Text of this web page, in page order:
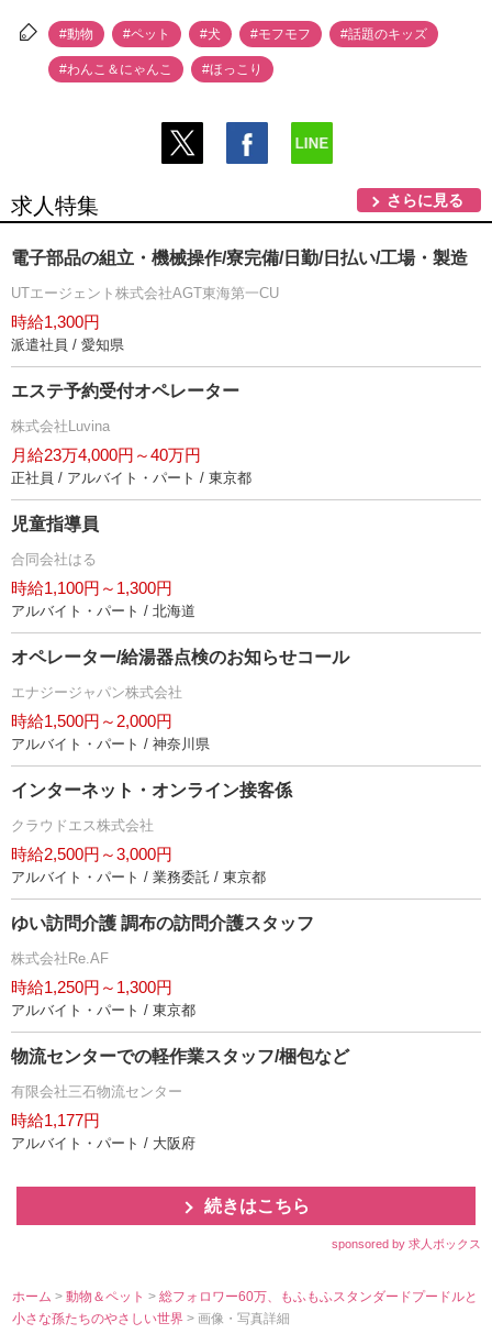
#動物 #ペット #犬 #モフモフ #話題のキッズ
#わんこ＆にゃんこ #ほっこり
求人特集 さらに見る
電子部品の組立・機械操作/寮完備/日勤/日払い/工場・製造
UTエージェント株式会社AGT東海第一CU
時給1,300円
派遣社員 / 愛知県
エステ予約受付オペレーター
株式会社Luvina
月給23万4,000円～40万円
正社員 / アルバイト・パート / 東京都
児童指導員
合同会社はる
時給1,100円～1,300円
アルバイト・パート / 北海道
オペレーター/給湯器点検のお知らせコール
エナジージャパン株式会社
時給1,500円～2,000円
アルバイト・パート / 神奈川県
インターネット・オンライン接客係
クラウドエス株式会社
時給2,500円～3,000円
アルバイト・パート / 業務委託 / 東京都
ゆい訪問介護 調布の訪問介護スタッフ
株式会社Re.AF
時給1,250円～1,300円
アルバイト・パート / 東京都
物流センターでの軽作業スタッフ/梱包など
有限会社三石物流センター
時給1,177円
アルバイト・パート / 大阪府
続きはこちら
sponsored by 求人ボックス
ホーム >動物＆ペット>総フォロワー60万、もふもふスタンダードプードルと
小さな孫たちのやさしい世界> 画像・写真詳細